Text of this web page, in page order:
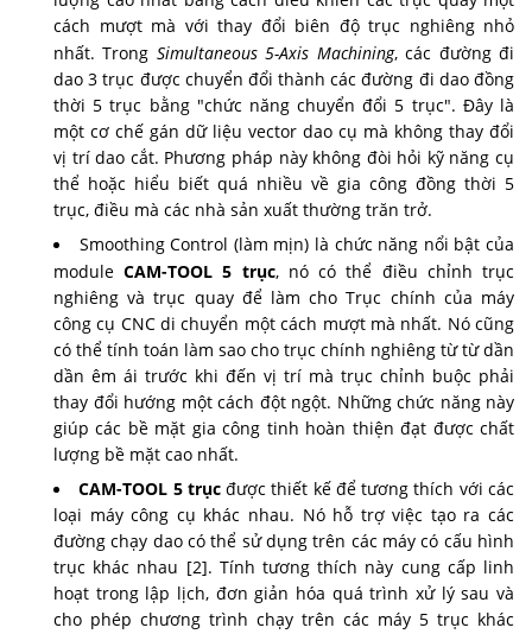
cách mượt mà với thay đổi biên độ trục nghiêng nhỏ
nhất. Trong Simultaneous 5-Axis Machining, các đường đi
dao 3 trục được chuyển đổi thành các đường đi dao đồng
thời 5 trục bằng "chức năng chuyển đổi 5 trục". Đây là
một cơ chế gán dữ liệu vector dao cụ mà không thay đổi
vị trí dao cắt. Phương pháp này không đòi hỏi kỹ năng cụ
thể hoặc hiểu biết quá nhiều về gia công đồng thời 5
trục, điều mà các nhà sản xuất thường trăn trở.
Smoothing Control (làm mịn) là chức năng nổi bật của
moduleCAM-TOOL 5 trục, nó có thể điều chỉnh trục
nghiêng và trục quay để làm cho Trục chính của máy
công cụ CNC di chuyển một cách mượt mà nhất. Nó cũng
có thể tính toán làm sao cho trục chính nghiêng từ từ dần
dần êm ái trước khi đến vị trí mà trục chỉnh buộc phải
thay đổi hướng một cách đột ngột. Những chức năng này
giúp các bề mặt gia công tinh hoàn thiện đạt được chất
lượng bề mặt cao nhất.
CAM-TOOL 5 trụcđược thiết kế để tương thích với các
loại máy công cụ khác nhau. Nó hỗ trợ việc tạo ra các
đường chạy dao có thể sử dụng trên các máy có cấu hình
trục khác nhau [2]. Tính tương thích này cung cấp linh
hoạt trong lập lịch, đơn giản hóa quá trình xử lý sau và
cho phép chương trình chạy trên các máy 5 trục khác